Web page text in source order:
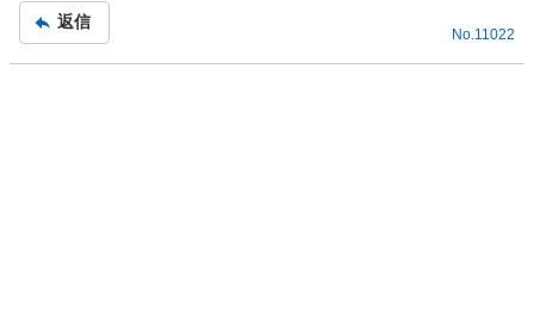
返信
No. 11022